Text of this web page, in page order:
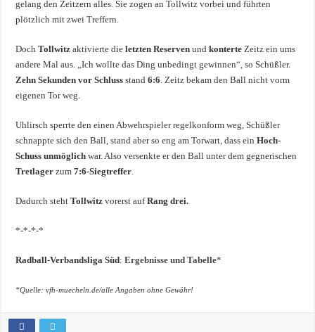
gelang den Zeitzern alles. Sie zogen an Tollwitz vorbei und führten
plötzlich mit zwei Treffern.
DochTollwitz aktivierte dieletzten Reserven undkonterte Zeitz ein ums
andere Mal aus. „Ich wollte das Ding unbedingt gewinnen“, so Schüßler.
Zehn Sekunden vor Schluss stand6:6. Zeitz bekam den Ball nicht vorm
eigenen Tor weg.
Uhlirsch sperrte den einen Abwehrspieler regelkonform weg, Schüßler
schnappte sich den Ball, stand aber so eng am Torwart, dass einHoch-
Schuss unmöglich war. Also versenkte er den Ball unter dem gegnerischen
Tretlager zum7:6-Siegtreffer.
Dadurch stehtTollwitz vorerst aufRang drei.
*-*-*-*
Radball-Verbandsliga Süd:Ergebnisse und Tabelle*
*Quelle: vfh-muecheln.de/alle Angaben ohne Gewähr!